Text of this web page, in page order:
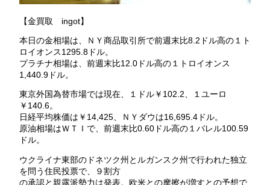
【金買取 ingot】
本日の金相場は、ＮＹ商品取引所で前週末比8.2ドル高の１ト
ロイオンス1295.8ドル。
プラチナ相場は、前週末比12.0ドル高の１トロイオンス
1,440.9ドル。
東京外国為替市場では現在、１ドル￥102.2、１ユーロ
￥140.6。
日経平均株価は￥14,425、ＮＹダウは16,695.4ドル。
原油相場はＷＴＩで、前週末比0.60ドル高の１バレル100.59
ドル。
ウクライナ東部のドネツク州とルガンスク州で行われた独立
を問う住民投票で、９割方
の承認と親露派勢力は発表。欧米との摩擦が増すとの予想で